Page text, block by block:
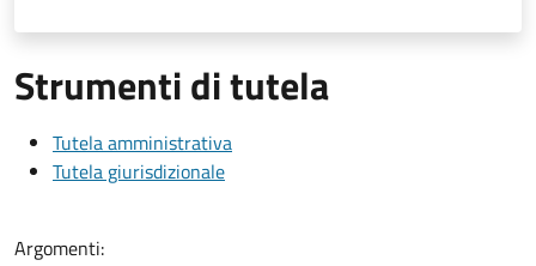
Strumenti di tutela
Tutela amministrativa
Tutela giurisdizionale
Argomenti: